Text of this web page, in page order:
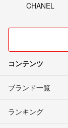
CHANEL
コンテンツ
ブランド一覧
ランキング